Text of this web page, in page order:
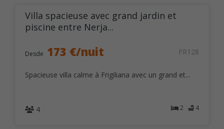
Villa spacieuse avec grand jardin et
piscine entre Nerja...
Desde 173 €/nuit FR128
Spacieuse villa calme à Frigiliana avec un grand et...
2 4
4